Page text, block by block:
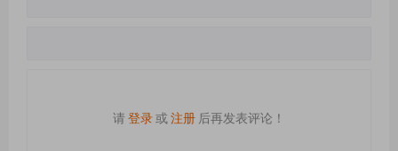
请登录或 注册 后再发表评论！